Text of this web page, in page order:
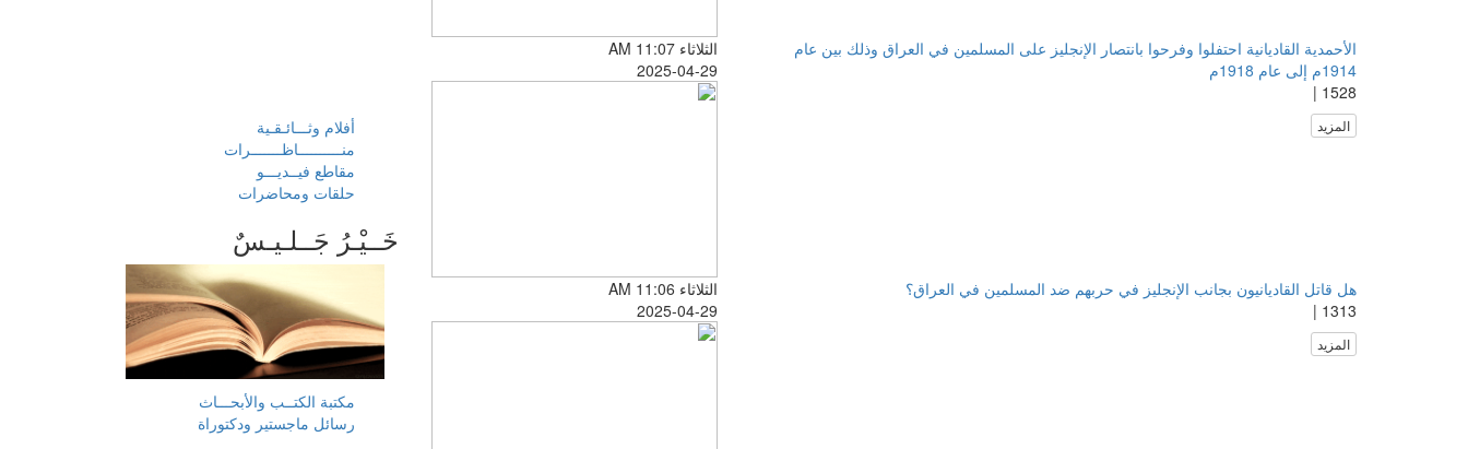
أفلام وثـــائـقـية
منــــــــــاظـــــــرات
مقاطع فيــديـــو
حلقات ومحاضرات
خَــيْـرُ جَــلـيـسٌ
مكتبة الكتــب والأبحـــاث
رسائل ماجستير ودكتوراة
الثلاثاء AM 11:07
2025-04-29
الأحمدية القاديانية احتفلوا وفرحوا بانتصار الإنجليز على المسلمين في العراق وذلك بين عام
1914م إلى عام 1918م
1528 |
المزيد
الثلاثاء AM 11:06
2025-04-29
هل قاتل القاديانيون بجانب الإنجليز في حربهم ضد المسلمين في العراق؟
1313 |
المزيد